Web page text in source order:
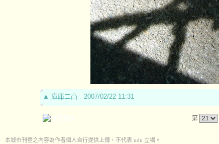
▲ 庫庫二凸 2007/02/22 11:31
第
本城市刊登之內容為作者個人自行提供上傳，不代表 udn 立場。